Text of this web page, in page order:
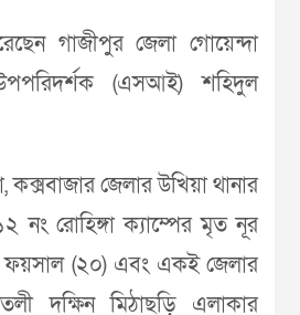
গাজীপুর জেলা গোয়েন্দা
(এসআই) শহিদুল
জেলার উখিয়া থানার
নং রোহিঙ্গা ক্যাম্পের মৃত নূর
ফয়সাল (২০) এবং একই জেলার
দক্ষিন মিঠাছড়ি এলাকার